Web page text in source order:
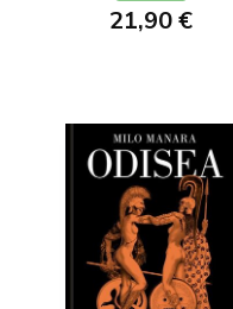
21,90 €